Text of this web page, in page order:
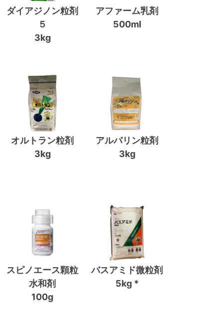
ダイアジノン粒剤
５
3kg
アファーム乳剤
500ml
オルトラン粒剤
3kg
アルバリン粒剤
3kg
スピノエース顆粒
水和剤
100g
バスアミド微粒剤
5kg *